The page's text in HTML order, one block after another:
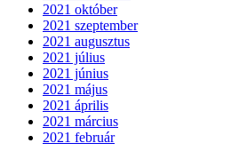
2021 október
2021 szeptember
2021 augusztus
2021 július
2021 június
2021 május
2021 április
2021 március
2021 február